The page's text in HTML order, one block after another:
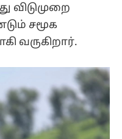
விடுமுறை
சமூக
வருகிறார்.